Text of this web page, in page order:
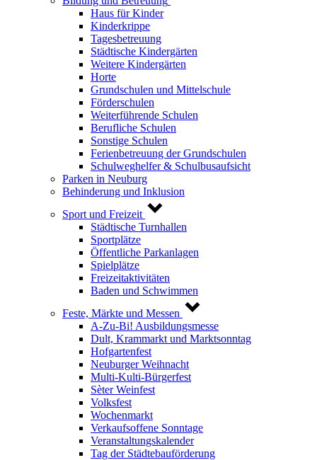
Haus für Kinder
Kinderkrippe
Tagesbetreuung
Städtische Kindergärten
Weitere Kindergärten
Horte
Grundschulen und Mittelschule
Förderschulen
Weiterführende Schulen
Berufliche Schulen
Sonstige Schulen
Ferienbetreuung der Grundschulen
Schulweghelfer & Schulbusaufsicht
Parken in Neuburg
Behinderung und Inklusion
Sport und Freizeit
Städtische Turnhallen
Sportplätze
Öffentliche Parkanlagen
Spielplätze
Freizeitaktivitäten
Baden und Schwimmen
Feste, Märkte und Messen
A-Zu-Bi! Ausbildungsmesse
Dult, Krammarkt und Marktsonntag
Hofgartenfest
Neuburger Weihnacht
Multi-Kulti-Bürgerfest
Sèter Weinfest
Volksfest
Wochenmarkt
Verkaufsoffene Sonntage
Veranstaltungskalender
Tag der Städtebauförderung